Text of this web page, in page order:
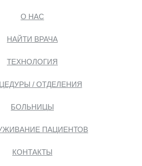
О НАС
НАЙТИ ВРАЧА
ТЕХНОЛОГИЯ
/ ОТДЕЛЕНИЯ
БОЛЬНИЦЫ
ПАЦИЕНТОВ
КОНТАКТЫ